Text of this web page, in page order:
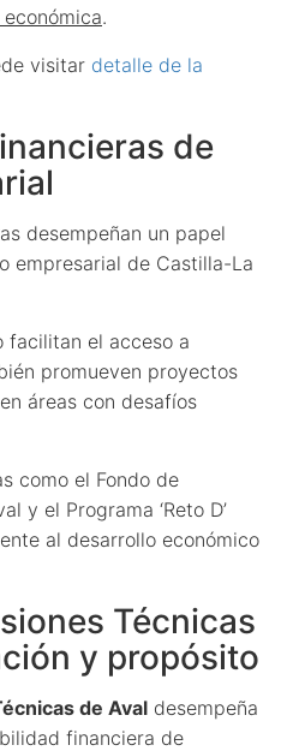
.
visitar detalle de la
de
desempeñan un papel
empresarial de Castilla-La
facilitan el acceso a
promueven proyectos
áreas con desafíos
como el Fondo de
y el Programa ‘Reto D’
al desarrollo económico
Técnicas
y propósito
de Aval desempeña
financiera de